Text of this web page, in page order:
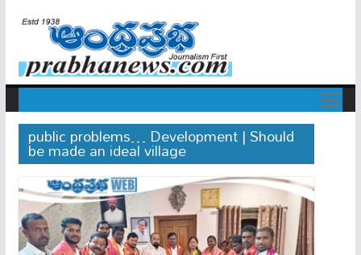
public problems… Development | Should
be made an ideal village